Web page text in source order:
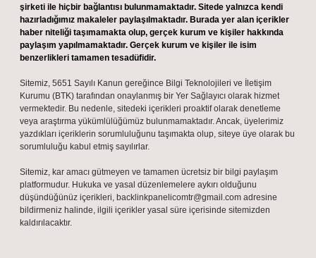
şirketi ile hiçbir bağlantısı bulunmamaktadır. Sitede yalnızca kendi
hazırladığımız makaleler paylaşılmaktadır. Burada yer alan içerikler
haber niteliği taşımamakta olup, gerçek kurum ve kişiler hakkında
paylaşım yapılmamaktadır. Gerçek kurum ve kişiler ile isim
benzerlikleri tamamen tesadüfidir.
Sitemiz, 5651 Sayılı Kanun gereğince Bilgi Teknolojileri ve İletişim
Kurumu (BTK) tarafından onaylanmış bir Yer Sağlayıcı olarak hizmet
vermektedir. Bu nedenle, sitedeki içerikleri proaktif olarak denetleme
veya araştırma yükümlülüğümüz bulunmamaktadır. Ancak, üyelerimiz
yazdıkları içeriklerin sorumluluğunu taşımakta olup, siteye üye olarak bu
sorumluluğu kabul etmiş sayılırlar.
Sitemiz, kar amacı gütmeyen ve tamamen ücretsiz bir bilgi paylaşım
platformudur. Hukuka ve yasal düzenlemelere aykırı olduğunu
düşündüğünüz içerikleri, backlinkpanelicomtr@gmail.com adresine
bildirmeniz halinde, ilgili içerikler yasal süre içerisinde sitemizden
kaldırılacaktır.